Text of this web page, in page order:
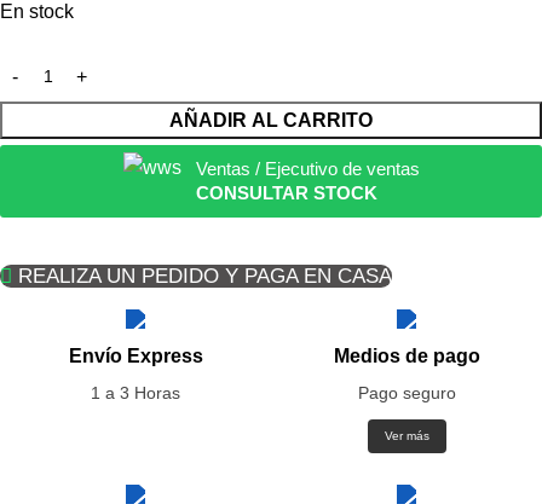
En stock
AÑADIR AL CARRITO
Ventas / Ejecutivo de ventas
CONSULTAR STOCK
REALIZA UN PEDIDO Y PAGA EN CASA
Envío Express
1 a 3 Horas
Medios de pago
Pago seguro
Ver más